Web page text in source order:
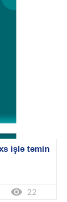
işlə təmin
 22